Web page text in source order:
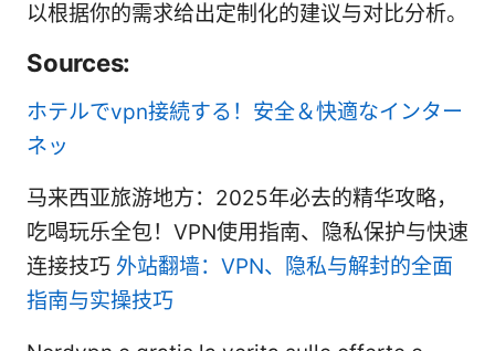
以根据你的需求给出定制化的建议与对比分析。
Sources:
ホテルでvpn接続する！安全＆快適なインター
ネッ
马来西亚旅游地方：2025年必去的精华攻略，
吃喝玩乐全包！VPN使用指南、隐私保护与快速
连接技巧 外站翻墙：VPN、隐私与解封的全面
指南与实操技巧